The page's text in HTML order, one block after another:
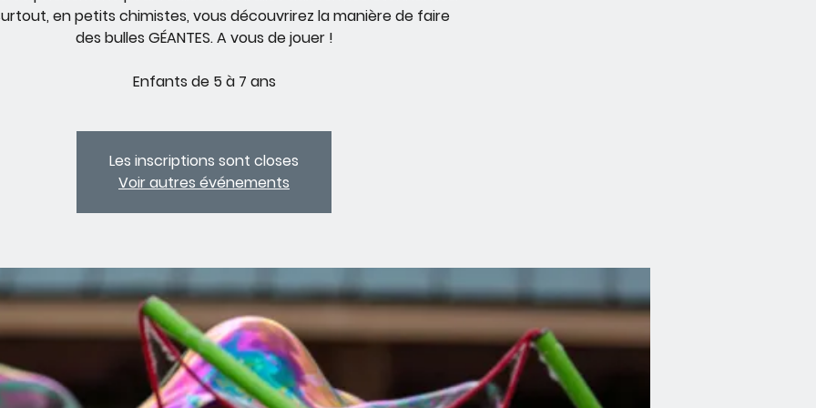
en petits chimistes, vous découvrirez la manière de faire
des bulles GÉANTES. A vous de jouer !
Enfants de 5 à 7 ans
Les inscriptions sont closes
Voir autres événements